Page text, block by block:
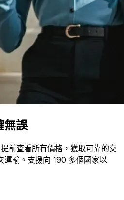
無誤
前查看所有價格，獲取可靠的交
運輸。支援向 190 多個國家以